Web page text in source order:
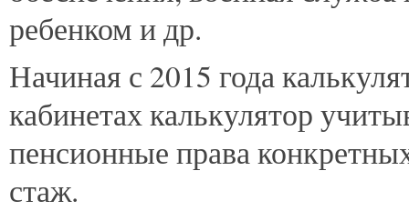
ребенком и др.
Начиная с 2015 года
кабинетах калькулятор
пенсионные права
стаж.